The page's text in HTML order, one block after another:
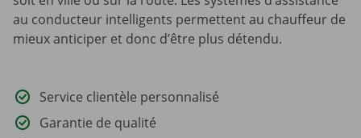
au conducteur intelligents permettent au chauffeur de
mieux anticiper et donc d’être plus détendu.
Service clientèle personnalisé
Garantie de qualité